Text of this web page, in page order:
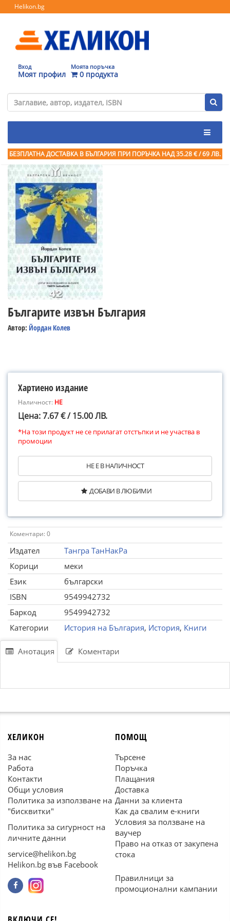
Helikon.bg
Вход
Моят профил
Моята поръчка
0 продукта
БЕЗПЛАТНА ДОСТАВКА В БЪЛГАРИЯ ПРИ ПОРЪЧКА НАД 35.28 € / 69 ЛВ.
Българите извън България
Автор: Йордан Колев
Хартиено издание
Наличност: НЕ
Цена: 7.67 € / 15.00 ЛВ.
*На този продукт не се прилагат отстъпки и не участва в
промоции
НЕ Е В НАЛИЧНОСТ
ДОБАВИ В ЛЮБИМИ
Коментари: 0
Издател
Тангра ТанНакРа
Корици
меки
Език
български
ISBN
9549942732
Баркод
9549942732
Категории
История на България, История, Книги
Анотация Коментари
ХЕЛИКОН
За нас
Работа
Контакти
Общи условия
Политика за използване на
"бисквитки"
Политика за сигурност на
личните данни
service@helikon.bg
Helikon.bg във Facebook
ПОМОЩ
Търсене
Поръчка
Плащания
Доставка
Данни за клиента
Как да свалим е-книги
Условия за ползване на
ваучер
Право на отказ от закупена
стока
Правилници за
промоционални кампании